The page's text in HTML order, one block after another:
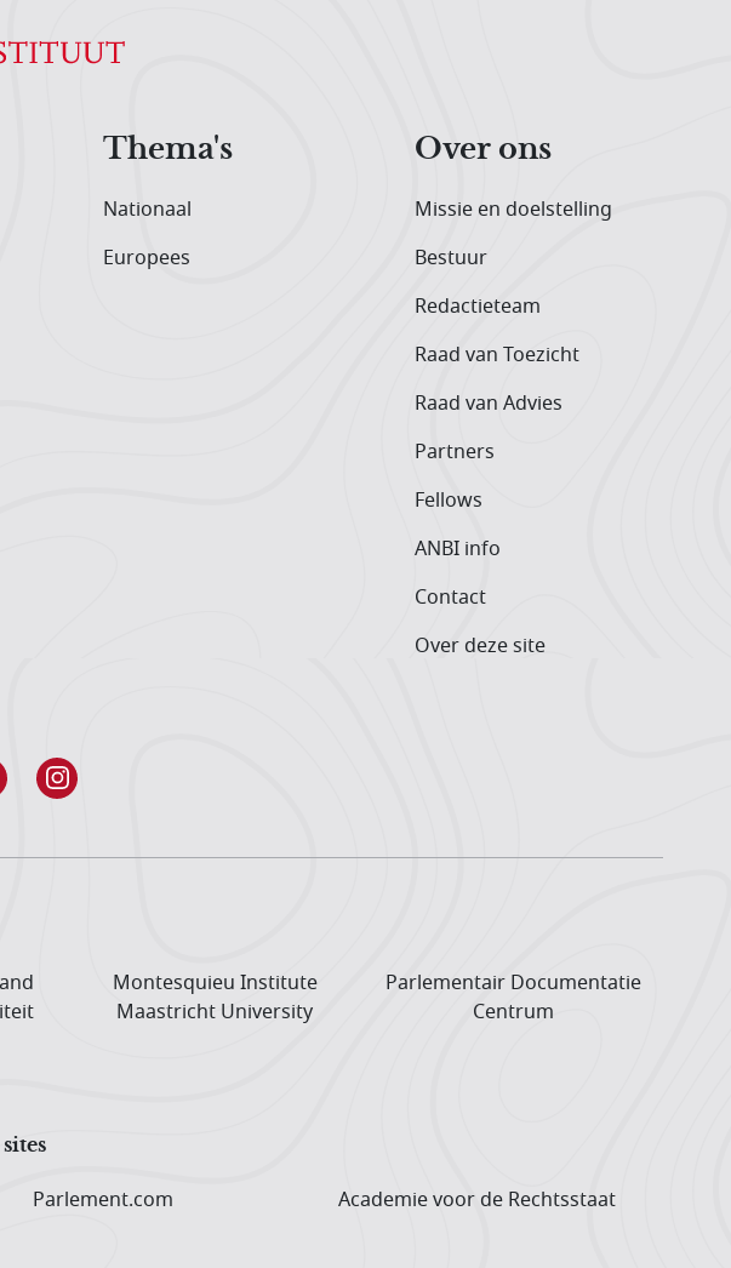
Thema's
Nationaal
Europees
Over ons
Missie en doelstelling
Bestuur
Redactieteam
Raad van Toezicht
Raad van Advies
Partners
Fellows
ANBI info
Contact
Over deze site
Montesquieu Institute
Maastricht University
Parlementair Documentatie
Centrum
Parlement.com Academie voor de Rechtsstaat